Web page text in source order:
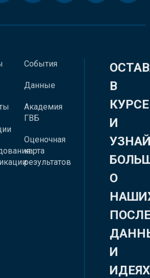
События
Данные
Академия
ГВБ
Оценочная
карта
результатов
В
КУРСЕ
И
О
И
ИДЕЯХ